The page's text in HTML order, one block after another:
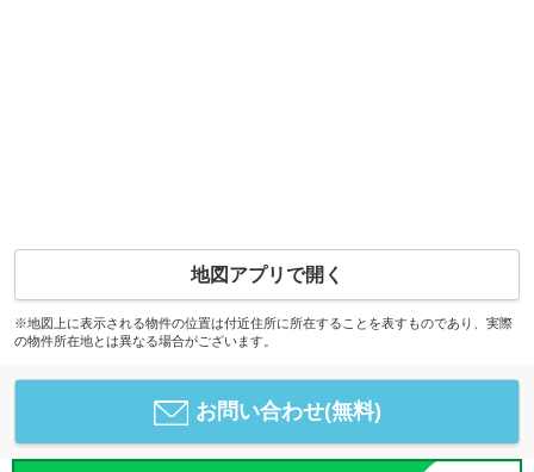
地図アプリで開く
※地図上に表示される物件の位置は付近住所に所在することを表すものであり、実際
の物件所在地とは異なる場合がございます。
お問い合わせ(無料)